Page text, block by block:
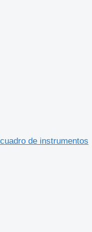
de instrumentos